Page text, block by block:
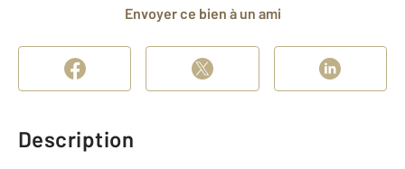
Envoyer ce bien à un ami
Description